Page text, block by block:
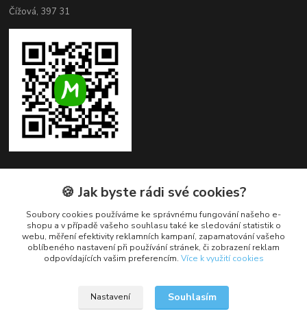
Čížová, 397 31
Kontakty
+420 382 279 132
obchod@cukroveozdoby.cz
🍪 Jak byste rádi své cookies?
Soubory cookies používáme ke správnému fungování našeho e-
shopu a v případě vašeho souhlasu také ke sledování statistik o
webu, měření efektivity reklamních kampaní, zapamatování vašeho
oblíbeného nastavení při používání stránek, či zobrazení reklam
odpovídajících vašim preferencím. Více k využití cookies
Nastavení Souhlasím